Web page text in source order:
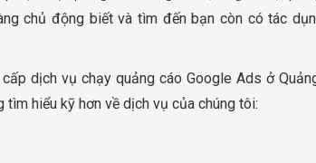
chủ động biết và tìm đến bạn còn có tác
cấp dịch vụ chạy quảng cáo Google Ads ở
tìm hiểu kỹ hơn về dịch vụ của chúng tôi: